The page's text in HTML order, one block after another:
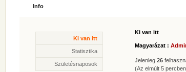
Info
Ki van itt
Ki van itt
Magyarázat :
Jelenleg 26
(Az elmúlt 5
Statisztika
Statisztika
* Hozzászólások
* Témák száma:
* Felhasználók
* Legújabb
Születésnaposok